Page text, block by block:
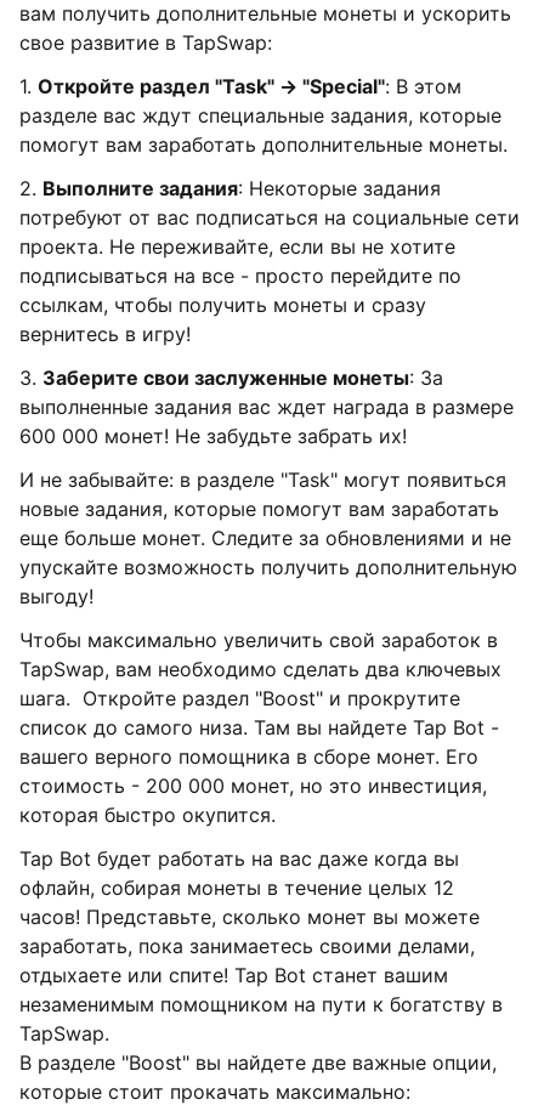
вам получить дополнительные монеты и ускорить
свое развитие в TapSwap:
1. Откройте раздел "Task" → "Special": В этом
разделе вас ждут специальные задания, которые
помогут вам заработать дополнительные монеты.
2. Выполните задания: Некоторые задания
потребуют от вас подписаться на социальные сети
проекта. Не переживайте, если вы не хотите
подписываться на все - просто перейдите по
ссылкам, чтобы получить монеты и сразу
вернитесь в игру!
3. Заберите свои заслуженные монеты: За
выполненные задания вас ждет награда в размере
600 000 монет! Не забудьте забрать их!
И не забывайте: в разделе "Task" могут появиться
новые задания, которые помогут вам заработать
еще больше монет. Следите за обновлениями и не
упускайте возможность получить дополнительную
выгоду!
Чтобы максимально увеличить свой заработок в
TapSwap, вам необходимо сделать два ключевых
шага. Откройте раздел "Boost" и прокрутите
список до самого низа. Там вы найдете Tap Bot -
вашего верного помощника в сборе монет. Его
стоимость - 200 000 монет, но это инвестиция,
которая быстро окупится.
Tap Bot будет работать на вас даже когда вы
офлайн, собирая монеты в течение целых 12
часов! Представьте, сколько монет вы можете
заработать, пока занимаетесь своими делами,
отдыхаете или спите! Tap Bot станет вашим
незаменимым помощником на пути к богатству в
TapSwap.
В разделе "Boost" вы найдете две важные опции,
которые стоит прокачать максимально: